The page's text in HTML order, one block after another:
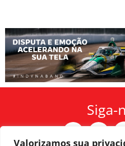
Valorizamos sua
Siga-